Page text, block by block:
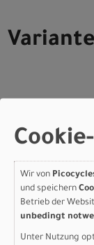
Modelljahr 2026
Nicht im
Größe: XL
Wir von
und speichern
Betrieb der
unbedingt
Unter Nutzung